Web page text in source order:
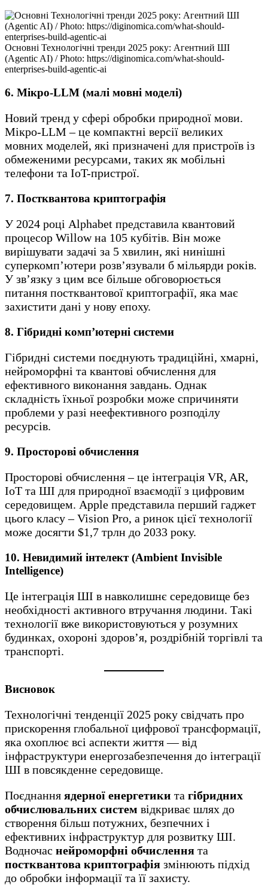
Основні Технологічні тренди 2025 року: Агентний ШІ
(Agentic AI) / Photo: https://diginomica.com/what-should-
enterprises-build-agentic-ai
6. Мікро-LLM (малі мовні моделі)
Новий тренд у сфері обробки природної мови.
Мікро-LLM – це компактні версії великих
мовних моделей, які призначені для пристроїв із
обмеженими ресурсами, таких як мобільні
телефони та IoT-пристрої.
7. Постквантова криптографія
У 2024 році Alphabet представила квантовий
процесор Willow на 105 кубітів. Він може
вирішувати задачі за 5 хвилин, які нинішні
суперкомп’ютери розв’язували б мільярди років.
У зв’язку з цим все більше обговорюється
питання постквантової криптографії, яка має
захистити дані у нову епоху.
8. Гібридні комп’ютерні системи
Гібридні системи поєднують традиційні, хмарні,
нейроморфні та квантові обчислення для
ефективного виконання завдань. Однак
складність їхньої розробки може спричиняти
проблеми у разі неефективного розподілу
ресурсів.
9. Просторові обчислення
Просторові обчислення – це інтеграція VR, AR,
IoT та ШІ для природної взаємодії з цифровим
середовищем. Apple представила перший гаджет
цього класу – Vision Pro, а ринок цієї технології
може досягти $1,7 трлн до 2033 року.
10. Невидимий інтелект (Ambient Invisible
Intelligence)
Це інтеграція ШІ в навколишнє середовище без
необхідності активного втручання людини. Такі
технології вже використовуються у розумних
будинках, охороні здоров’я, роздрібній торгівлі та
транспорті.
Висновок
Технологічні тенденції 2025 року свідчать про
прискорення глобальної цифрової трансформації,
яка охоплює всі аспекти життя — від
інфраструктури енергозабезпечення до інтеграції
ШІ в повсякденне середовище.
Поєднання ядерної енергетики та гібридних
обчислювальних систем відкриває шлях до
створення більш потужних, безпечних і
ефективних інфраструктур для розвитку ШІ.
Водночас нейроморфні обчислення та
постквантова криптографія змінюють підхід
до обробки інформації та її захисту.